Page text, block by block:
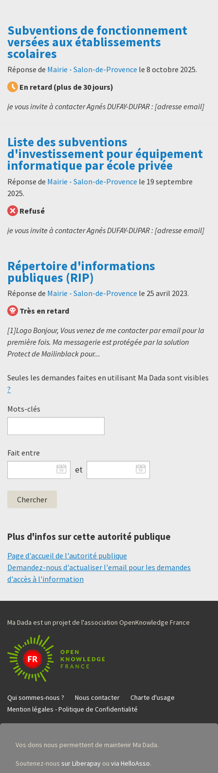
Subventions de fonctionnement
versées aux établissements
scolaires
Réponse de Mairie - Salon-de-Provence le 8 octobre 2025.
En retard (plus de 30 jours)
je vous invite à contacter Agnés DUFAY-DUPAR : [adresse email]
Liste des subventions
d'investissement pour équipement
informatique par école privée
Réponse de Mairie - Salon-de-Provence le 19 septembre
2025.
Refusé
je vous invite à contacter Agnés DUFAY-DUPAR : [adresse email]
Répertoire d'informations
publiques (RIP)
Réponse de Mairie - Salon-de-Provence le 25 avril 2023.
Très en retard
[1]Logo Bonjour, Vous venez de me contacter par email pour la
première fois. Ma messagerie est protégée par la solution
Protect de Mailinblack pour...
Seules les demandes faites en utilisant Ma Dada sont visibles
?
Mots-clés
Fait entre
et
Plus d'infos sur cette autorité publique
Page d'accueil de l'autorité publique
Demandez-nous d'actualiser l'email pour les demandes
d'accès à l'information
Ma Dada est un projet de l'association OpenKnowledge France
Qui sommes-nous ? Nous contacter
Charte d'usage
Mention légales - Politique de Confidentialité
Vos dons nous permettent de maintenir Ma Dada.
Soutenez-nous sur Liberapay ou via HelloAsso.